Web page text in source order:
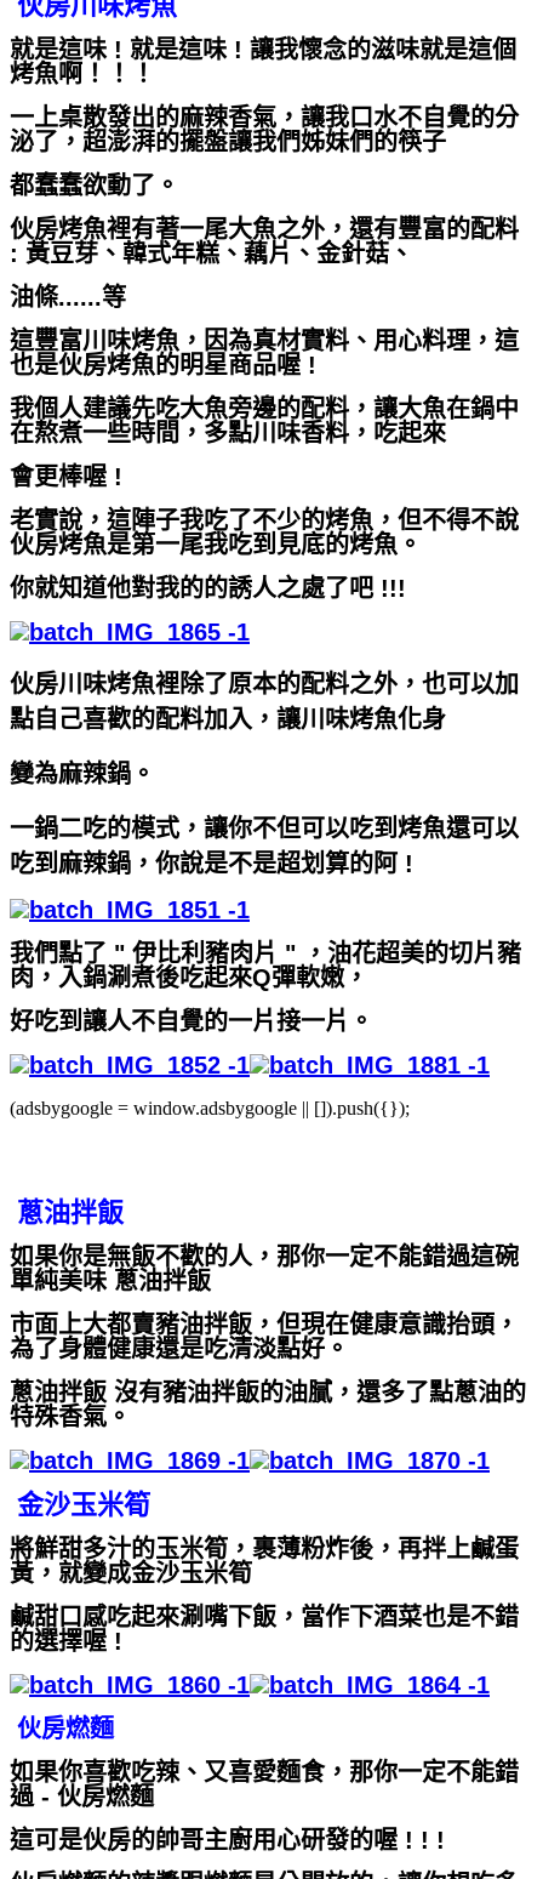
就是這味 ! 就是這味 ! 讓我懷念的滋味就是這個
烤魚啊！！！
一上桌散發出的麻辣香氣，讓我口水不自覺的分
泌了，超澎湃的擺盤讓我們姊妹們的筷子
都蠢蠢欲動了。
伙房烤魚裡有著一尾大魚之外，還有豐富的配料
: 黃豆芽、韓式年糕、藕片、金針菇、
油條......等
這豐富川味烤魚，因為真材實料、用心料理，這
也是伙房烤魚的明星商品喔 !
我個人建議先吃大魚旁邊的配料，讓大魚在鍋中
在熬煮一些時間，多點川味香料，吃起來
會更棒喔 !
老實說，這陣子我吃了不少的烤魚，但不得不說
伙房烤魚是第一尾我吃到見底的烤魚。
你就知道他對我的的誘人之處了吧 !!!
伙房川味烤魚裡除了原本的配料之外，也可以加
點自己喜歡的配料加入，讓川味烤魚化身
變為麻辣鍋。
一鍋二吃的模式，讓你不但可以吃到烤魚還可以
吃到麻辣鍋，你說是不是超划算的阿 !
我們點了 " 伊比利豬肉片 " ，油花超美的切片豬
肉，入鍋涮煮後吃起來Q彈軟嫩，
好吃到讓人不自覺的一片接一片。
(adsbygoogle = window.adsbygoogle || []).push({});
蔥油拌飯
如果你是無飯不歡的人，那你一定不能錯過這碗
單純美味 蔥油拌飯
市面上大都賣豬油拌飯，但現在健康意識抬頭，
為了身體健康還是吃清淡點好。
蔥油拌飯 沒有豬油拌飯的油膩，還多了點蔥油的
特殊香氣。
金沙玉米筍
將鮮甜多汁的玉米筍，裹薄粉炸後，再拌上鹹蛋
黃，就變成金沙玉米筍
鹹甜口感吃起來涮嘴下飯，當作下酒菜也是不錯
的選擇喔 !
伙房燃麵
如果你喜歡吃辣、又喜愛麵食，那你一定不能錯
過 - 伙房燃麵
這可是伙房的帥哥主廚用心研發的喔 ! ! !